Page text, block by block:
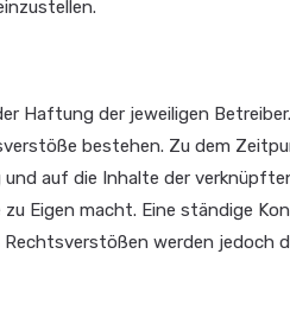
Haftung der jeweiligen
bestehen. Zu dem
auf die Inhalte der
Eigen macht. Eine ständige
werden jedoch